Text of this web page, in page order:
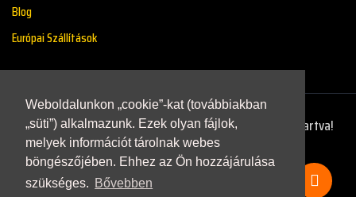
Weboldalunkon „cookie”-kat (továbbiakban
„süti”) alkalmazunk. Ezek olyan fájlok,
melyek információt tárolnak webes
böngészőjében. Ehhez az Ön hozzájárulása
szükséges. Bővebben
Blog
Európai Szállítások
Copyright © 2021 - Renaultstore.hu - Minden Jog Fenntartva!